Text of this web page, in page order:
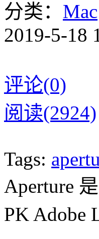
分类： Mac
2019-5-18
评论(0)
阅读(2924)
Tags:
Aperture
PK Adobe